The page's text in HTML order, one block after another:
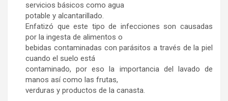
servicios básicos como agua
potable y alcantarillado.
Enfatizó que este tipo de infecciones son causadas
por la ingesta de alimentos o
bebidas contaminadas con parásitos a través de la piel
cuando el suelo está
contaminado, por eso la importancia del lavado de
manos así como las frutas,
verduras y productos de la canasta.